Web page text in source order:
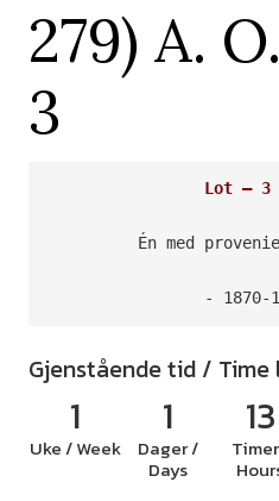
279) A.
3
Lot – 3
Én med
- 1870-
Gjenstående tid /
1
Uke / Week
1
Dager /
Days
13